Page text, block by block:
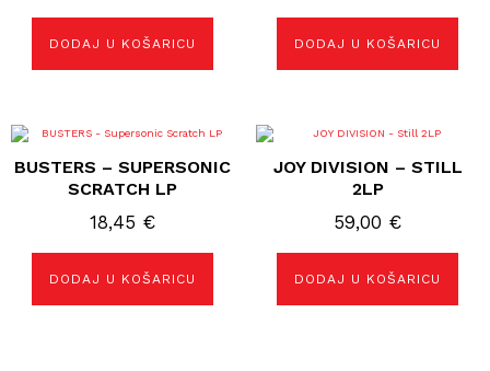
DODAJ U KOŠARICU DODAJ U KOŠARICU
BUSTERS – SUPERSONIC
SCRATCH LP
18,45 €
DODAJ U KOŠARICU
JOY DIVISION – STILL
2LP
59,00 €
DODAJ U KOŠARICU